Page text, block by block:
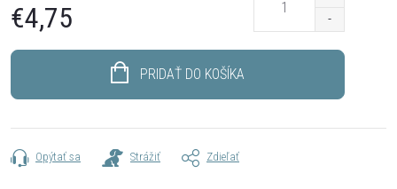
€4,75
PRIDAŤ DO KOŠÍKA
Opýtať sa Strážiť Zdieľať